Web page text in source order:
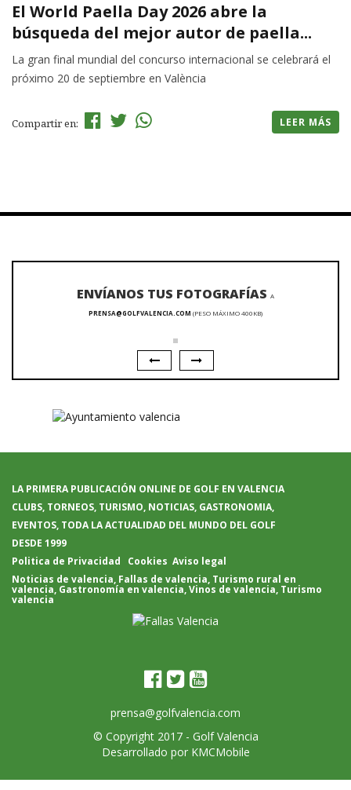
El World Paella Day 2026 abre la
búsqueda del mejor autor de paella...
La gran final mundial del concurso internacional se celebrará el
próximo 20 de septiembre en València
Compartir en: LEER MÁS
ENVÍANOS TUS FOTOGRAFÍAS A
PRENSA@GOLFVALENCIA.COM (PESO MÁXIMO 400KB)
LA PRIMERA PUBLICACIÓN ONLINE DE GOLF EN VALENCIA
CLUBS, TORNEOS, TURISMO, NOTICIAS, GASTRONOMIA,
EVENTOS, TODA LA ACTUALIDAD DEL MUNDO DEL GOLF
DESDE 1999
Politica de Privacidad
Cookies Aviso legal
Noticias de valencia, Fallas de valencia, Turismo rural en
valencia, Gastronomía en valencia,Vinos de valencia, Turismo
valencia
prensa@golfvalencia.com
© Copyright 2017 - Golf Valencia
Desarrollado por KMCMobile